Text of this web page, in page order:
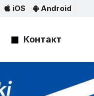
Android
iOS
Контакт